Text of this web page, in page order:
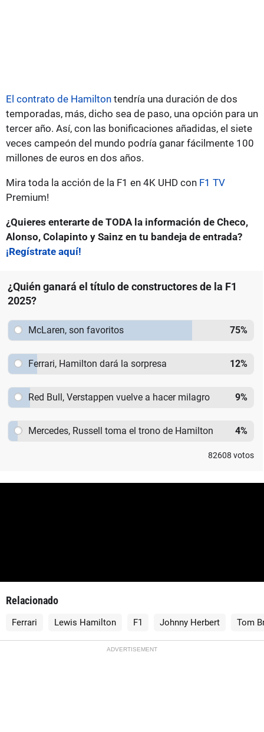
El contrato de Hamilton tendría una duración de dos
temporadas, más, dicho sea de paso, una opción para un
tercer año. Así, con las bonificaciones añadidas, el siete
veces campeón del mundo podría ganar fácilmente 100
millones de euros en dos años.
Mira toda la acción de la F1 en 4K UHD con F1 TV
Premium!
¿Quieres enterarte de TODA la información de Checo,
Alonso, Colapinto y Sainz en tu bandeja de entrada?
¡Regístrate aquí!
¿Quién ganará el título de constructores de la F1
2025?
McLaren, son favoritos 75%
Ferrari, Hamilton dará la sorpresa 12%
Red Bull, Verstappen vuelve a hacer milagro 9%
Mercedes, Russell toma el trono de Hamilton 4%
82608 votos
Relacionado
Ferrari Lewis Hamilton F1 Johnny Herbert Tom
ADVERTISEMENT